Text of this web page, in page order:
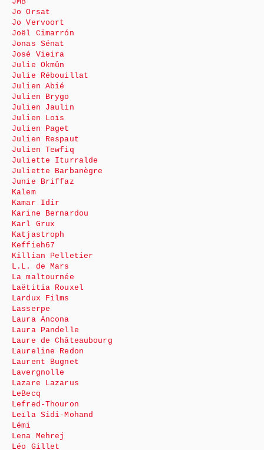
Jo Orsat
Jo Vervoort
Joël Cimarrón
Jonas Sénat
José Vieira
Julie Okmûn
Julie Rébouillat
Julien Abié
Julien Brygo
Julien Jaulin
Julien Loïs
Julien Paget
Julien Respaut
Julien Tewfiq
Juliette Iturralde
Juliette Barbanègre
Junie Briffaz
Kalem
Kamar Idir
Karine Bernardou
Karl Grux
Katjastroph
Keffieh67
Killian Pelletier
L.L. de Mars
La maltournée
Laëtitia Rouxel
Lardux Films
Lasserpe
Laura Ancona
Laura Pandelle
Laure de Châteaubourg
Laureline Redon
Laurent Bugnet
Lavergnolle
Lazare Lazarus
LeBecq
Lefred-Thouron
Leïla Sidi-Mohand
Lémi
Lena Mehrej
Léo Gillet